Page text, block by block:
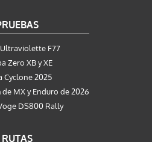
Ultraviolette F77
Zero XB y XE
Cyclone 2025
de MX y Enduro de 2026
DS800 Rally
RUTAS